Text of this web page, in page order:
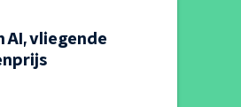
AI, vliegende